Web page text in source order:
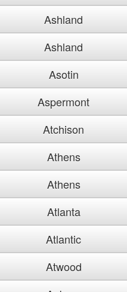
Ashland
Ashland
Asotin
Aspermont
Atchison
Athens
Athens
Atlanta
Atlantic
Atwood